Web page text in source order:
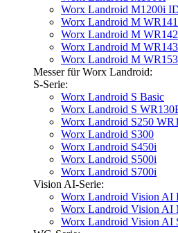
Worx Landroid M1200i
Worx Landroid M
Worx Landroid M
Worx Landroid M
Worx Landroid M
Messer für Worx Landroid:
S-Serie:
Worx Landroid S Basic
Worx Landroid S
Worx Landroid S250
Worx Landroid S300
Worx Landroid S450i
Worx Landroid S500i
Worx Landroid S700i
Vision AI-Serie:
Worx Landroid Vision AI
Worx Landroid Vision AI
Worx Landroid Vision AI